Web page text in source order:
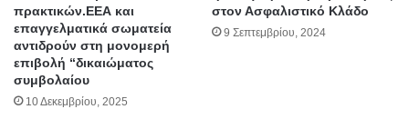
πρακτικών.ΕΕΑ και
επαγγελματικά σωματεία
αντιδρούν στη μονομερή
επιβολή “δικαιώματος
συμβολαίου
10 Δεκεμβρίου, 2025
στον Ασφαλιστικό Κλάδο
9 Σεπτεμβρίου, 2024